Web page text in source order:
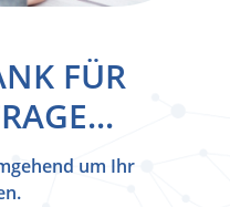
FÜR
um Ihr